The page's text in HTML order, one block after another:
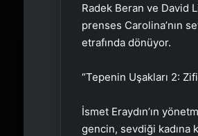
Radek Beran ve David
prenses Carolina’nın
etrafında dönüyor.
“Tepenin Uşakları 2:
İsmet Eraydın’ın
gencin, sevdiği kadına